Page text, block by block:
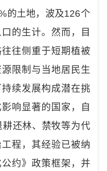
的土地，波及126个
的生计。然而，目
往侧重于短期植被
限制与当地居民生
续发展构成潜在挑
响显著的国家，自
还林、禁牧等为代
程，其经验已被纳
约》政策框架，并